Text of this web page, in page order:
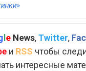
le News, Twitter,
и RSS чтобы
интересные